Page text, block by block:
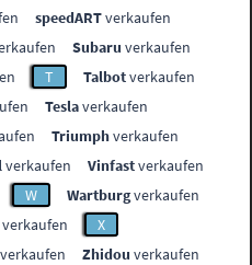
speedARTverkaufen
Subaru verkaufen
T Talbotverkaufen
Teslaverkaufen
Triumphverkaufen
verkaufen Vinfastverkaufen
W Wartburgverkaufen
verkaufen
X
verkaufen Zhidou verkaufen